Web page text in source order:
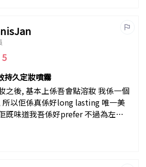
5
持久定妝噴霧
之後, 基本上係吾會點溶妝 我係一個
佢係真係好long lasting 唯一美
既味道我吾係好prefer 不過為左吾